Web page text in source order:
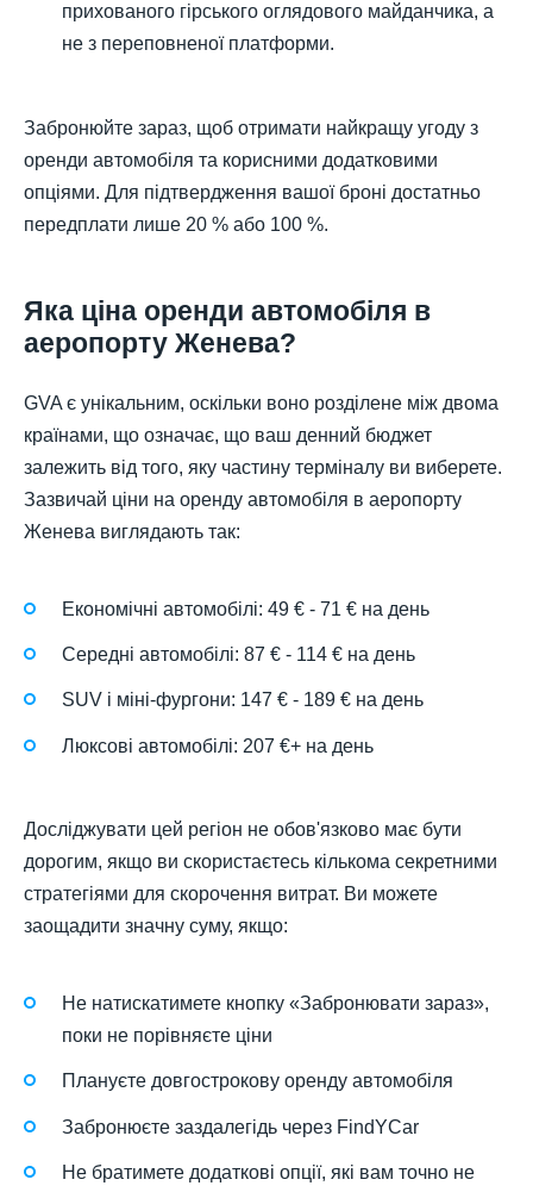
прихованого гірського оглядового майданчика, а
не з переповненої платформи.
Забронюйте зараз, щоб отримати найкращу угоду з
оренди автомобіля та корисними додатковими
опціями. Для підтвердження вашої броні достатньо
передплати лише 20 % або 100 %.
Яка ціна оренди автомобіля в
аеропорту Женева?
GVA є унікальним, оскільки воно розділене між двома
країнами, що означає, що ваш денний бюджет
залежить від того, яку частину терміналу ви виберете.
Зазвичай ціни на оренду автомобіля в аеропорту
Женева виглядають так:
Економічні автомобілі: 49 € - 71 € на день
Середні автомобілі: 87 € - 114 € на день
SUV і міні-фургони: 147 € - 189 € на день
Люксові автомобілі: 207 €+ на день
Досліджувати цей регіон не обов'язково має бути
дорогим, якщо ви скористаєтесь кількома секретними
стратегіями для скорочення витрат. Ви можете
заощадити значну суму, якщо:
Не натискатимете кнопку «Забронювати зараз»,
поки не порівняєте ціни
Плануєте довгострокову оренду автомобіля
Забронюєте заздалегідь через FindYCar
Не братимете додаткові опції, які вам точно не